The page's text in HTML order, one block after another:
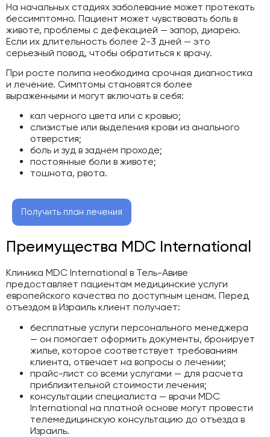
На начальных стадиях заболевание может протекать
бессимптомно. Пациент может чувствовать боль в
животе, проблемы с дефекацией — запор, диарею.
Если их длительность более 2-3 дней — это
серьезный повод, чтобы обратиться к врачу.
При росте полипа необходима срочная диагностика
и лечение. Симптомы становятся более
выраженными и могут включать в себя:
кал черного цвета или с кровью;
слизистые или выделения крови из анального
отверстия;
боль и зуд в заднем проходе;
постоянные боли в животе;
тошнота, рвота.
Получить план лечения
Преимущества MDC International
Клиника MDC International в Тель-Авиве
предоставляет пациентам медицинские услуги
европейского качества по доступным ценам. Перед
отъездом в Израиль клиент получает:
бесплатные услуги персонального менеджера
— он помогает оформить документы, бронирует
жилье, которое соответствует требованиям
клиента, отвечает на вопросы о лечении;
прайс-лист со всеми услугами — для расчета
приблизительной стоимости лечения;
консультации специалиста — врачи MDC
International на платной основе могут провести
телемедицинскую консультацию до отъезда в
Израиль.